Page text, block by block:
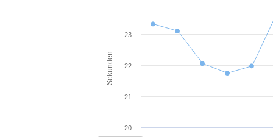
Sekunden
20
21
22
23